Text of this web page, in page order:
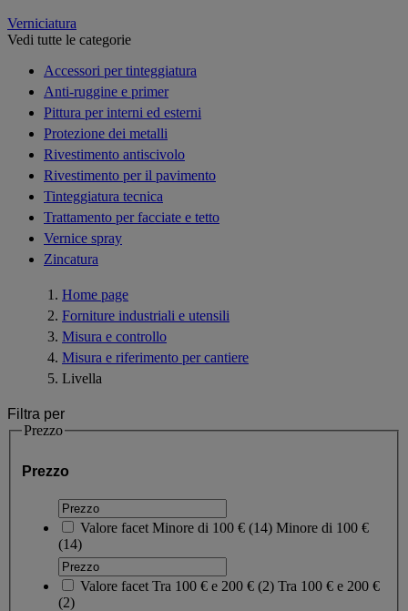
Verniciatura
Vedi tutte le categorie
Accessori per tinteggiatura
Anti-ruggine e primer
Pittura per interni ed esterni
Protezione dei metalli
Rivestimento antiscivolo
Rivestimento per il pavimento
Tinteggiatura tecnica
Trattamento per facciate e tetto
Vernice spray
Zincatura
Home page
Forniture industriali e utensili
Misura e controllo
Misura e riferimento per cantiere
Livella
Filtra per
Prezzo
Prezzo
Valore facet Minore di 100 € (14) Minore di 100 €
(14)
Valore facet Tra 100 € e 200 € (2) Tra 100 € e 200 €
(2)